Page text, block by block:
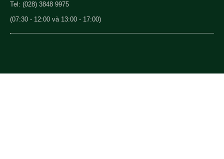
Tel: (028) 3848 9975
(07:30 - 12:00 và 13:00 - 17:00)